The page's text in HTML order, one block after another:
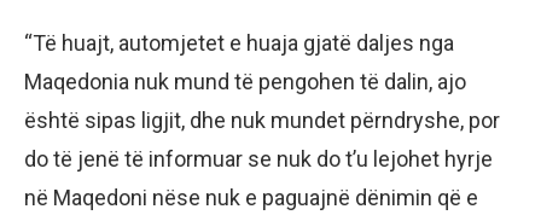
“Të huajt, automjetet e huaja gjatë daljes nga
Maqedonia nuk mund të pengohen të dalin, ajo
është sipas ligjit, dhe nuk mundet përndryshe, por
do të jenë të informuar se nuk do t’u lejohet hyrje
në Maqedoni nëse nuk e paguajnë dënimin që e